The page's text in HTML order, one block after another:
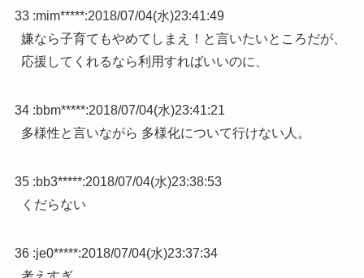
33 :mim*****:2018/07/04(水)23:41:49
嫌なら子育てもやめてしまえ！と言いたいところだが、
応援してくれるなら利用すればいいのに、
34 :bbm*****:2018/07/04(水)23:41:21
多様性と言いながら 多様化について行けない人。
35 :bb3*****:2018/07/04(水)23:38:53
くだらない
36 :je0*****:2018/07/04(水)23:37:34